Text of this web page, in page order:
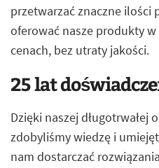
przetwarzać znaczne ilości
oferować nasze produkty
cenach, bez utraty jakości.
25 lat
Dzięki naszej długotrwałej
zdobyliśmy wiedzę i
nam dostarczać